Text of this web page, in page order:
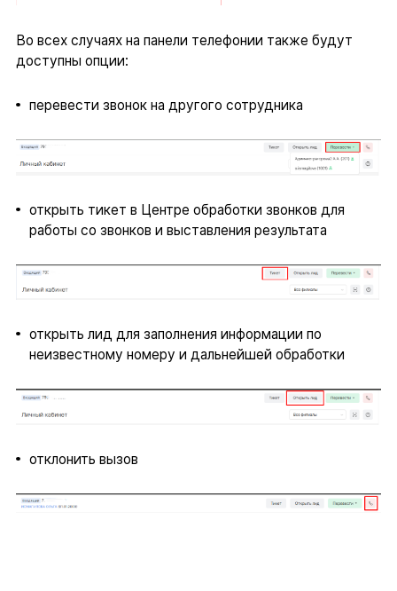
Во всех случаях на панели телефонии также будут
доступны опции:
перевести звонок на другого сотрудника
открыть тикет в Центре обработки звонков для
работы со звонков и выставления результата
открыть лид для заполнения информации по
неизвестному номеру и дальнейшей обработки
отклонить вызов